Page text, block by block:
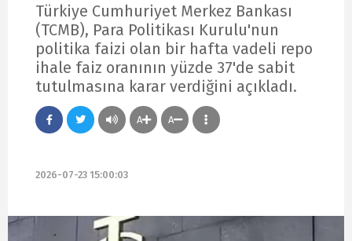
Türkiye Cumhuriyet Merkez Bankası
(TCMB), Para Politikası Kurulu'nun
politika faizi olan bir hafta vadeli repo
ihale faiz oranının yüzde 37'de sabit
tutulmasına karar verdiğini açıkladı.
A A
2026-07-23 15:00:03